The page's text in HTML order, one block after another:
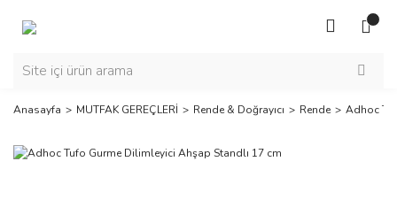
Anasayfa MUTFAK GEREÇLERİ Rende & Doğrayıcı Rende Adhoc